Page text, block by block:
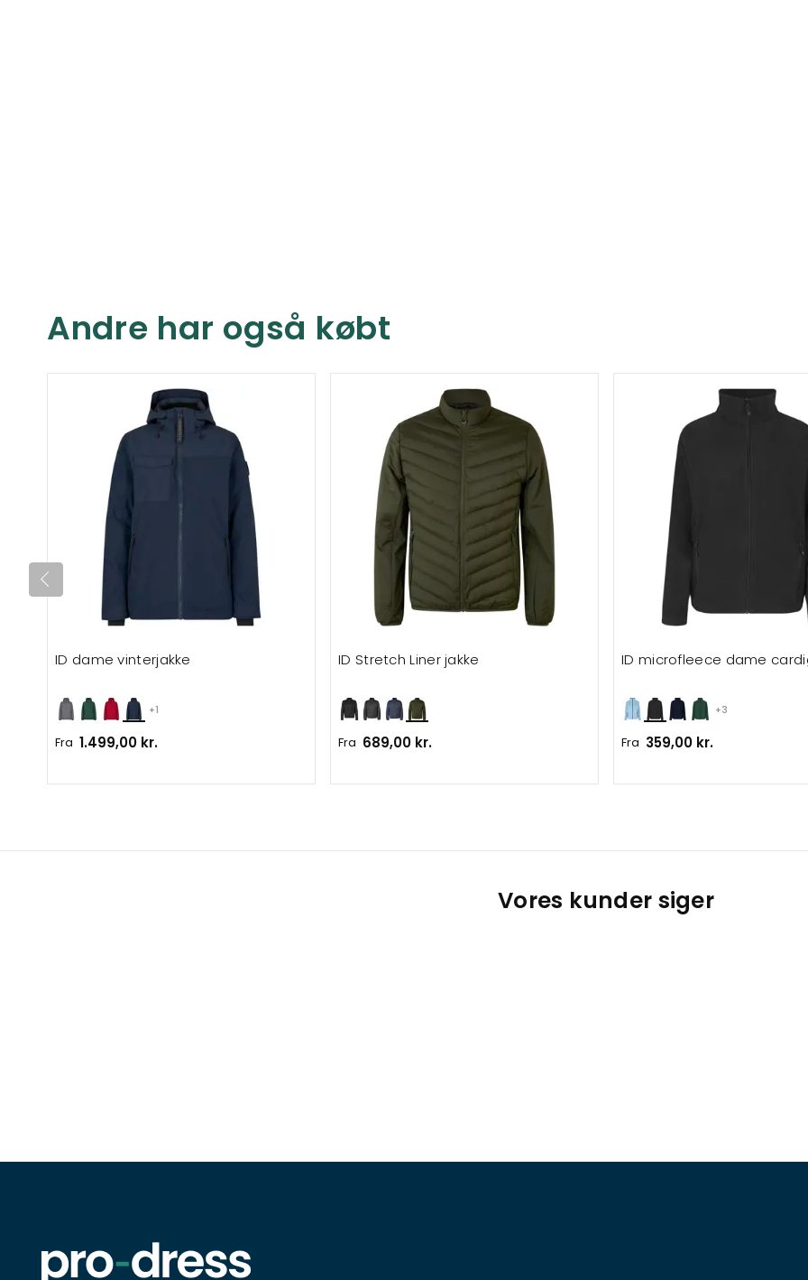
Andre har også købt
+1
ID dame vinterjakke
Fra 1.499,00 kr.
ID Stretch Liner jakke
Fra 689,00 kr.
+3
ID microfleece dame
Fra 359,00 kr.
Vores kunder siger